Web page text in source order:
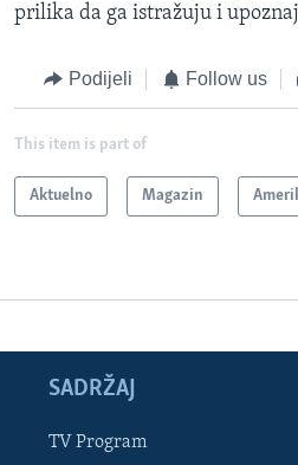
prilika da ga istražuju i
Podijeli Follow us
This item is part of
Aktuelno Magazin
SADRŽAJ
TV Program